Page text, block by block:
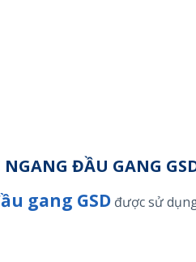
ĐẦU GANG
gang GSDđược sử